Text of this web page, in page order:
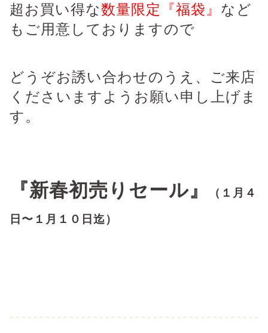
超お買い得な数量限定『福袋』 など
もご用意しておりますので
どうぞお誘い合わせのうえ、ご来店
くださいますようお願い申し上げま
す。
『新春初売りセール』
（１月４
日〜１月１０日迄）